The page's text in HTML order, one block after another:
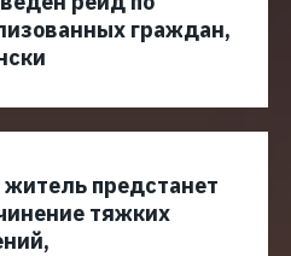
граждан,
предстанет
тяжких